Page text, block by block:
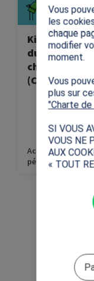
Kit « Les
du sport
chaque classe
(CE1-6ème)
Activités
pédagogiques
Vous
les
chaque
modifier
moment.
Vous
plus sur
"Charte
SI VOUS
VOUS NE
AUX
« TOUT